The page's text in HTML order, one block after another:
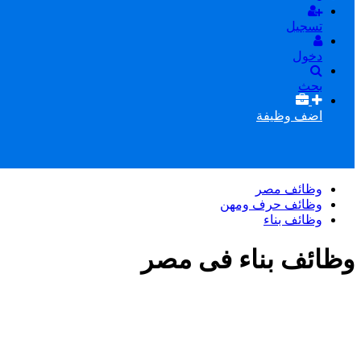
تسجيل
دخول
بحث
اضف وظيفة
وظائف مصر
وظائف حرف ومهن
وظائف بناء
وظائف بناء فى مصر